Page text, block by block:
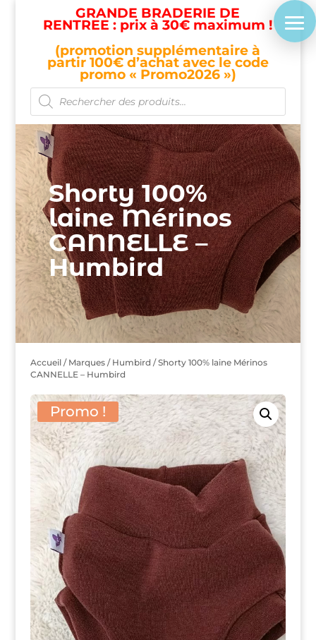
GRANDE BRADERIE DE
RENTREE : prix à 30€ maximum !
(promotion supplémentaire à
partir 100€ d’achat avec le code
promo « Promo2026 »)
Recherche
produits
Shorty 100%
laine Mérinos
CANNELLE –
Humbird
Accueil/ Marques/ Humbird / Shorty 100% laine Mérinos
CANNELLE – Humbird
Promo !